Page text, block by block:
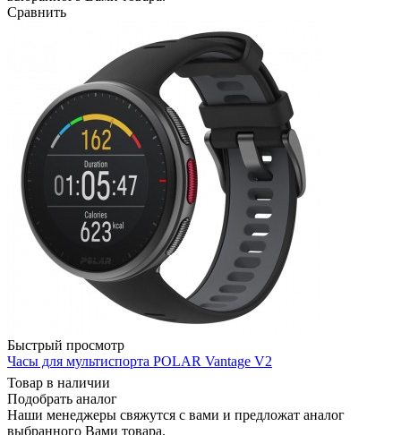
Сравнить
Быстрый просмотр
Часы для мультиспорта POLAR Vantage V2
Товар в наличии
Подобрать аналог
Наши менеджеры свяжутся с вами и предложат аналог
выбранного Вами товара.